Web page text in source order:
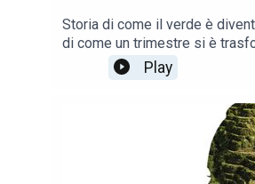
Storia di come il verde è
di come un trimestre si è
secoloGlossario: sostenibilità,
finanza sostenibile, Obiettivi di
Play